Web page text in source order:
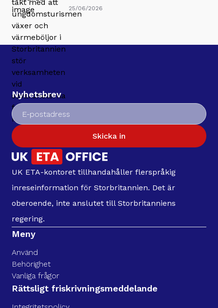
25/06/2026
Nyhetsbrev
Skicka in
UK ETA-kontoret tillhandahåller flerspråkig
inreseinformation för Storbritannien. Det är
oberoende, inte anslutet till Storbritanniens
regering.
Meny
Använd
Behörighet
Vanliga frågor
Rättsligt friskrivningsmeddelande